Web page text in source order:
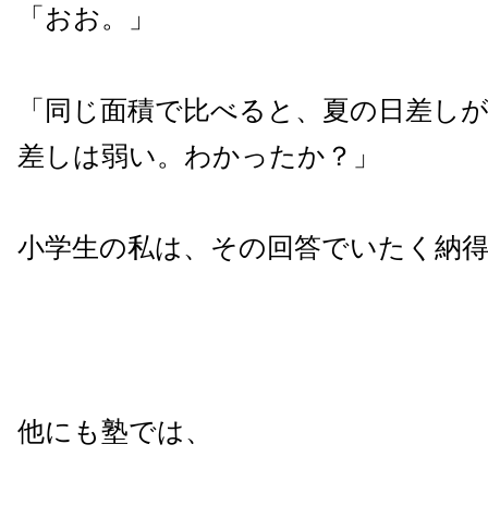
「おお。」
「同じ面積で比べると、夏の日差し
差しは弱い。わかったか？」
小学生の私は、その回答でいたく納
他にも塾では、